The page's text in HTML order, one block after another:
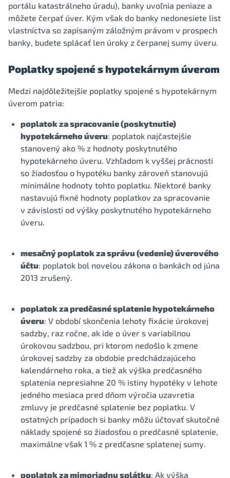
portálu katastrálneho úradu), banky uvoľnia peniaze a
môžete čerpať úver. Kým však do banky nedonesiete list
vlastníctva so zapísaným záložným právom v prospech
banky, budete splácať len úroky z čerpanej sumy úveru.
Poplatky spojené s hypotekárnym úverom
Medzi najdôležitejšie poplatky spojené s hypotekárnym
úverom patria:
poplatok za spracovanie (poskytnutie)
hypotekárneho úveru: poplatok najčastejšie
stanovený ako % z hodnoty poskytnutého
hypotekárneho úveru. Vzhľadom k vyššej prácnosti
so žiadosťou o hypotéku banky zároveň stanovujú
minimálne hodnoty tohto poplatku. Niektoré banky
nastavujú fixné hodnoty poplatkov za spracovanie
v závislosti od výšky poskytnutého hypotekárneho
úveru.
mesačný poplatok za správu (vedenie) úverového
účtu: poplatok bol novelou zákona o bankách od júna
2013 zrušený.
poplatok za predčasné splatenie hypotekárneho
úveru: V období skončenia lehoty fixácie úrokovej
sadzby, raz ročne, ak ide o úver s variabilnou
úrokovou sadzbou, pri ktorom nedošlo k zmene
úrokovej sadzby za obdobie predchádzajúceho
kalendárneho roka, a tiež ak výška predčasného
splatenia nepresiahne 20 % istiny hypotéky v lehote
jedného mesiaca pred dňom výročia uzavretia
zmluvy je predčasné splatenie bez poplatku. V
ostatných prípadoch si banky môžu účtovať skutočné
náklady spojené so žiadosťou o predčasné splatenie,
maximálne však 1 % z predčasne splatenej sumy.
poplatok za mimoriadnu splátku: Ak výška